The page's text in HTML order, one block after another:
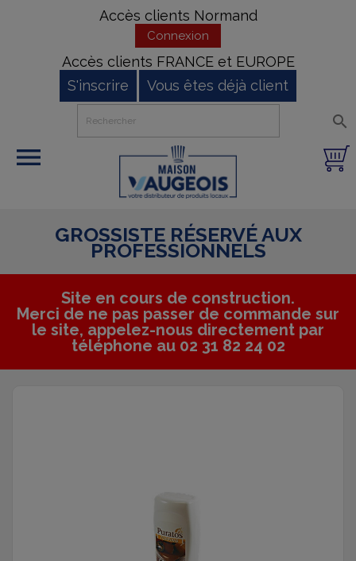
Accès clients Normand
Connexion
Accès clients FRANCE et EUROPE
S'inscrire
Vous êtes déjà client


GROSSISTE RÉSERVÉ AUX
PROFESSIONNELS
Site en cours de construction.
Merci de ne pas passer de commande sur
le site, appelez-nous directement par
téléphone au 02 31 82 24 02